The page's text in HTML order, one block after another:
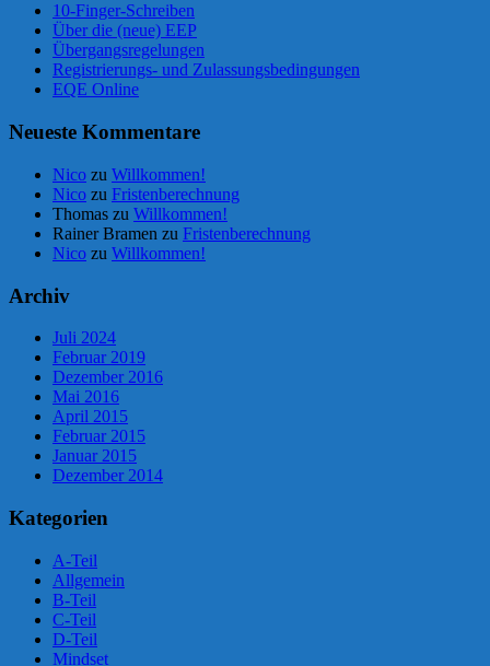
10-Finger-Schreiben
Über die (neue) EEP
Übergangsregelungen
Registrierungs- und Zulassungsbedingungen
EQE Online
Neueste Kommentare
Nico zu Willkommen!
Nico zu Fristenberechnung
Thomas zu Willkommen!
Rainer Bramen zu Fristenberechnung
Nico zu Willkommen!
Archiv
Juli 2024
Februar 2019
Dezember 2016
Mai 2016
April 2015
Februar 2015
Januar 2015
Dezember 2014
Kategorien
A-Teil
Allgemein
B-Teil
C-Teil
D-Teil
Mindset